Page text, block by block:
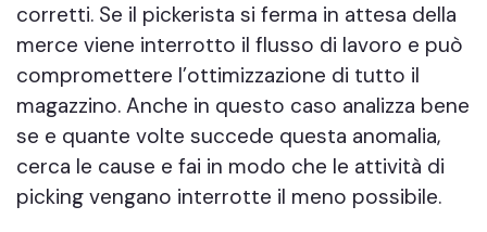
corretti. Se il pickerista si ferma in attesa della
merce viene interrotto il flusso di lavoro e può
compromettere l’ottimizzazione di tutto il
magazzino. Anche in questo caso analizza bene
se e quante volte succede questa anomalia,
cerca le cause e fai in modo che le attività di
picking vengano interrotte il meno possibile.